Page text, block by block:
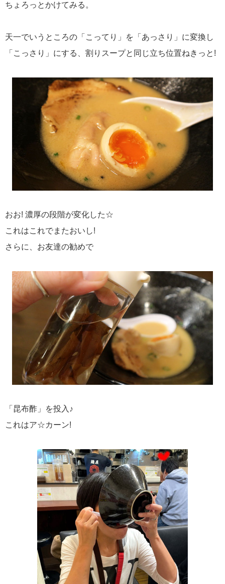
ちょろっとかけてみる。
天一でいうところの「こってり」を「あっさり」に変換し
「こっさり」にする、割りスープと同じ立ち位置ねきっと!
おお! 濃厚の段階が変化した☆
これはこれでまたおいし!
さらに、お友達の勧めで
「昆布酢」を投入♪
これはア☆カーン!